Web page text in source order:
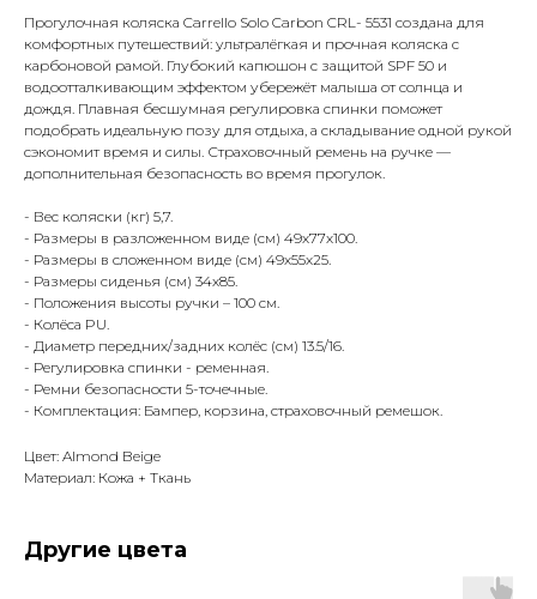
Прогулочная коляска Carrello Solo Carbon CRL- 5531 создана для
комфортных путешествий: ультралёгкая и прочная коляска с
карбоновой рамой. Глубокий капюшон с защитой SPF 50 и
водоотталкивающим эффектом убережёт малыша от солнца и
дождя. Плавная бесшумная регулировка спинки поможет
подобрать идеальную позу для отдыха, а складывание одной рукой
сэкономит время и силы. Страховочный ремень на ручке —
дополнительная безопасность во время прогулок.
- Вес коляски (кг) 5,7.
- Размеры в разложенном виде (см) 49х77х100.
- Размеры в сложенном виде (см) 49х55х25.
- Размеры сиденья (см) 34х85.
- Положения высоты ручки – 100 см.
- Колёса PU.
- Диаметр передних/задних колёс (см) 13.5/16.
- Регулировка спинки - ременная.
- Ремни безопасности 5-точечные.
- Комплектация: Бампер, корзина, страховочный ремешок.
Цвет: Almond Beige
Материал: Кожа + Ткань
Другие цвета